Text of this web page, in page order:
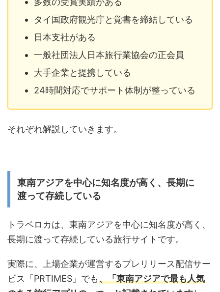
タイ国政府観光庁と覚書を締結している
日本支社がある
一般社団法人日本旅行業協会の正会員
大手企業と提携している
24時間対応でサポート体制が整っている
それぞれ解説していきます。
東南アジアを中心に知名度が高く、長期に
渡って存続している
トラベロカは、東南アジアを中心に知名度が高く、
長期に渡って存続している旅行サイトです。
実際に、上場企業が運営するプレリリース配信サー
ビス「PRTIMES」でも、「東南アジアで最も人気